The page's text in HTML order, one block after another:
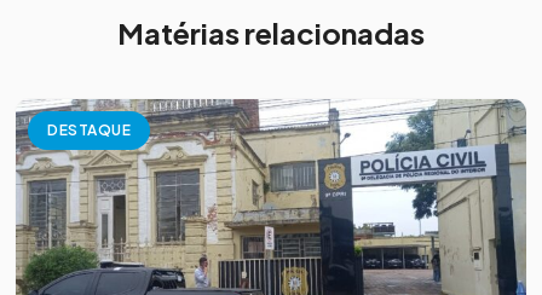
Matérias relacionadas
DESTAQUE